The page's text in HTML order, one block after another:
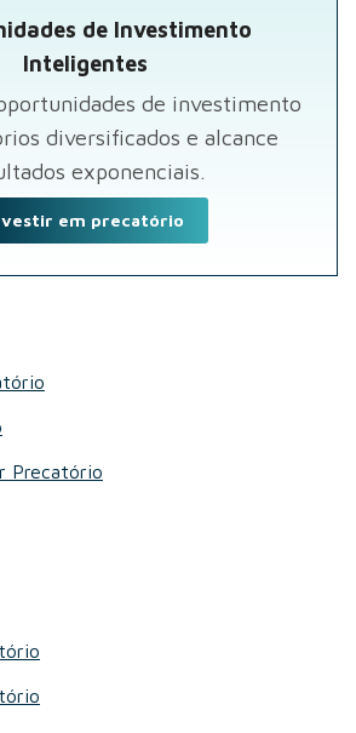
de Investimento
Inteligentes
de investimento
diversificados e alcance
exponenciais.
em precatório
Precatório